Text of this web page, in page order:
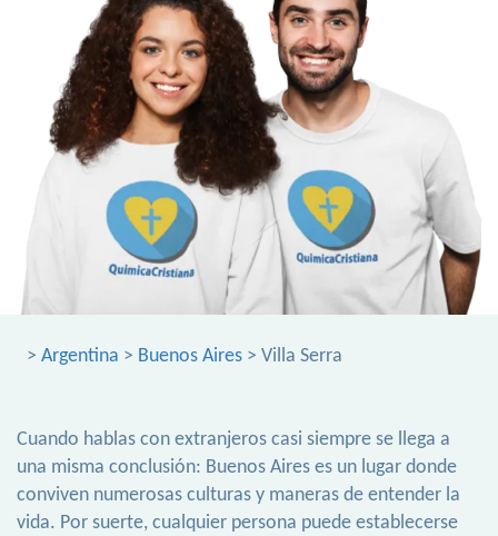
> Argentina > Buenos Aires > Villa Serra
Cuando hablas con extranjeros casi siempre se llega a
una misma conclusión: Buenos Aires es un lugar donde
conviven numerosas culturas y maneras de entender la
vida. Por suerte, cualquier persona puede establecerse